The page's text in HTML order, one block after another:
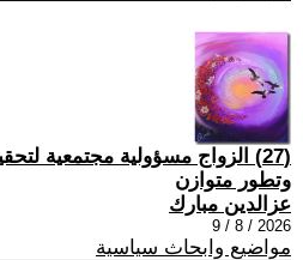
(27) الزواج مسؤولية مجتمعية
وتطور متوازن
عزالدين مبارك
2026 / 8 / 9
مواضيع وابحاث سياسية